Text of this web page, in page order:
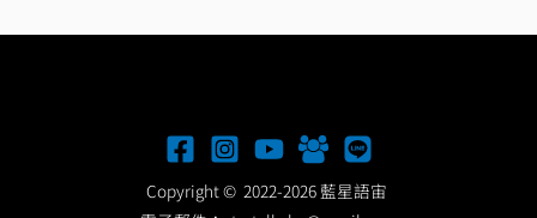
Copyright © 2022-2026 藍星語宙